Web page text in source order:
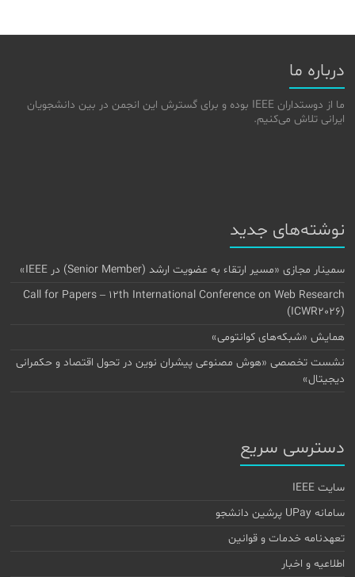
درباره ما
ما از دوستداران IEEE بوده و برای گسترش این انجمن در بین دانشجویان
ایرانی تلاش می‌کنیم.
نوشته‌های جدید
سمینار مجازی «مسیر ارتقاء به عضویت ارشد (Senior Member) در IEEE»
Call for Papers – 12th International Conference on Web Research
(ICWR2026)
همایش «شبکه‌های کوانتومی»
نشست تخصصی «هوش مصنوعی پیشران نوین در تحول اقتصاد و حکمرانی
دیجیتال»
دسترسی سریع
سایت IEEE
سامانه UPay پرشین دانشجو
تعهدنامه خدمات و قوانین
اطلاعیه و اخبار